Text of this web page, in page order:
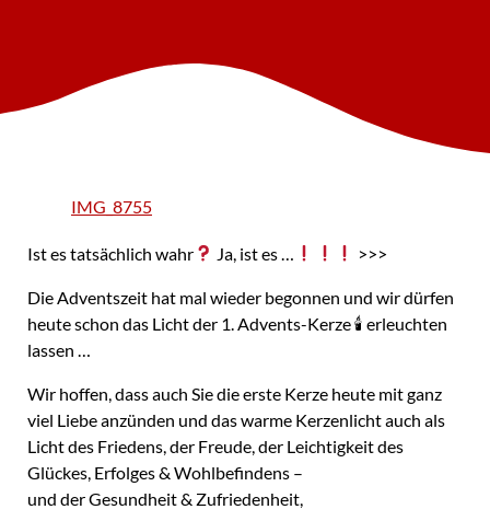
IMG_8755
Ist es tatsächlich wahr Ja, ist es … >>>
Die Adventszeit hat mal wieder begonnen und wir dürfen
heute schon das Licht der 1. Advents-Kerze 🕯 erleuchten
lassen …
Wir hoffen, dass auch Sie die erste Kerze heute mit ganz
viel Liebe anzünden und das warme Kerzenlicht auch als
Licht des Friedens, der Freude, der Leichtigkeit des
Glückes, Erfolges & Wohlbefindens –
und der Gesundheit & Zufriedenheit,